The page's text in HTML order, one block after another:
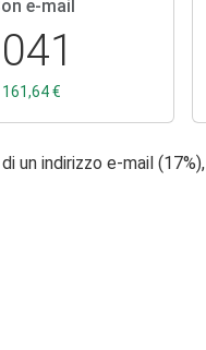
e-mail
€
un indirizzo e-mail (17%),